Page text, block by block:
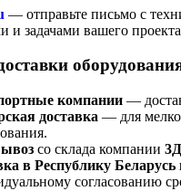
— отправьте письмо с
и задачами вашего
компании —
доставка — для
со склада компании
в Республику
согласованию